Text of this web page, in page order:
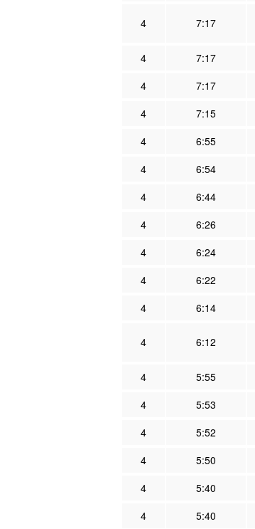
4 7:17
4
7:17
4
7:17
4
7:15
4
6:55
4
6:54
4
6:44
4
6:26
4
6:24
4
6:22
4
6:14
4 6:12
4
5:55
4
5:53
4
5:52
4
5:50
4
5:40
4
5:40